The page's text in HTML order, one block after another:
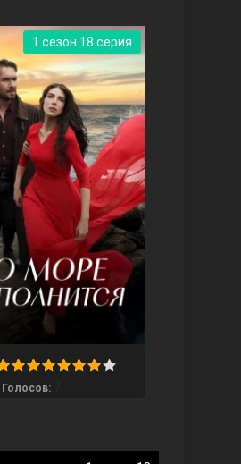
холм
Голосов:
1 сезон 18 серия